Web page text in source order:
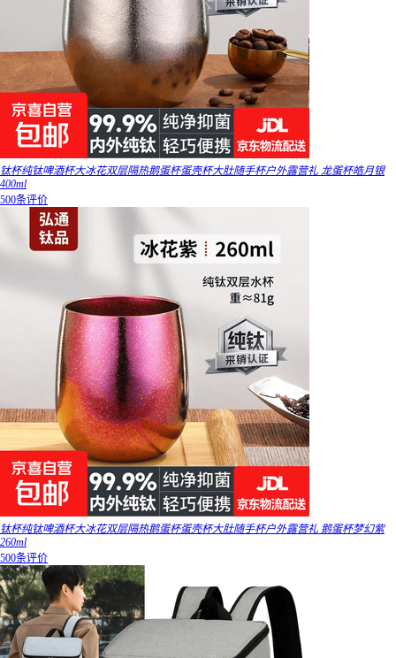
钛杯纯钛啤酒杯大冰花双层隔热鹅蛋杯蛋壳杯大肚随手杯户外露营礼 龙蛋杯皓月银
400ml
500条评价
钛杯纯钛啤酒杯大冰花双层隔热鹅蛋杯蛋壳杯大肚随手杯户外露营礼 鹅蛋杯梦幻紫
260ml
500条评价